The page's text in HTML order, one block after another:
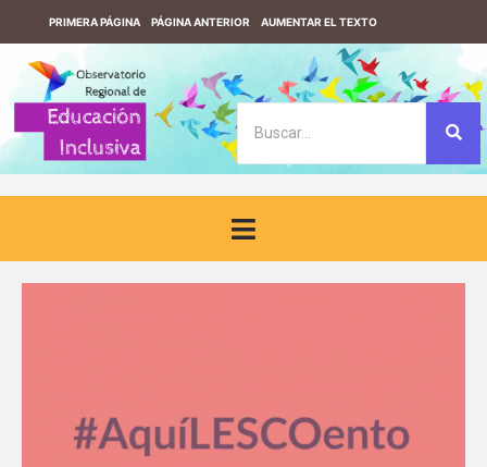
PRIMERA PÁGINA PÁGINA ANTERIOR AUMENTAR EL TEXTO
REDUCIR EL TEXTO VERSIÓN SIN CONTRASTE
DESCARGUE EL LECTOR DE PANTALLA F123